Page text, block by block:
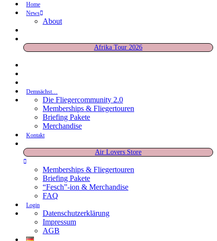
Home
News
About
Afrika Tour 2026
Demnächst…
Die Fliegercommunity 2.0
Memberships & Fliegertouren
Briefing Pakete
Merchandise
Kontakt
Air Lovers Store
Memberships & Fliegertouren
Briefing Pakete
“Fesch”-ion & Merchandise
FAQ
Login
Datenschutzerklärung
Impressum
AGB